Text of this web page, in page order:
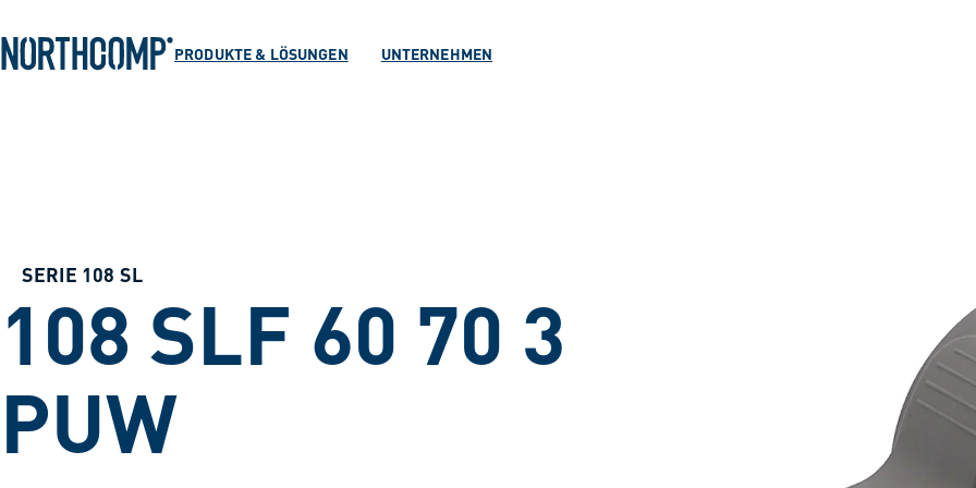
Zur Navigation springen
PRODUKTE & LÖSUNGEN UNTERNEHMEN
SERIE 108 SL
108 SLF 60 70 3
PUW